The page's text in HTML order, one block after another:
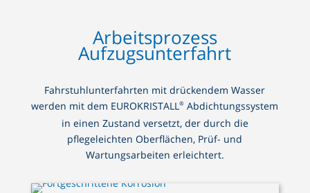
Arbeitsprozess
Aufzugsunterfahrt
Fahrstuhlunterfahrten mit drückendem Wasser
werden mit dem EUROKRISTALL® Abdichtungssystem
in einen Zustand versetzt, der durch die
pflegeleichten Oberflächen, Prüf- und
Wartungsarbeiten erleichtert.